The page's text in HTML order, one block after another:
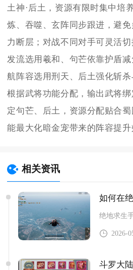
土神·后土，资源有限时集中培
炼、吞噬、玄阵同步跟进，避
力断层；对战不同对手可灵活
发流选用羲和、句芒依靠护盾
航阵容选用刑天、后土强化斩
根据武将功能分配，输出武将
定句芒、后土，资源分配贴合
能最大化暗金宠带来的阵容提升
相关资讯
2026-